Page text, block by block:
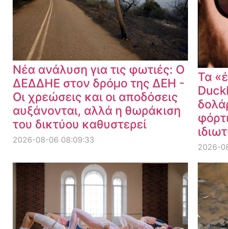
Νέα ανάλυση για τις φωτιές: Ο
ΔΕΔΔΗΕ στον δρόμο της ΔΕΗ -
Οι χρεώσεις και οι αποδόσεις
αυξάνονται, αλλά η θωράκιση
του δικτύου καθυστερεί
2026-08-06 08:09:33
Τα
2026-